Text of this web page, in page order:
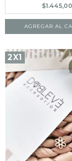
$1.445,00
AGREGAR AL
2X1